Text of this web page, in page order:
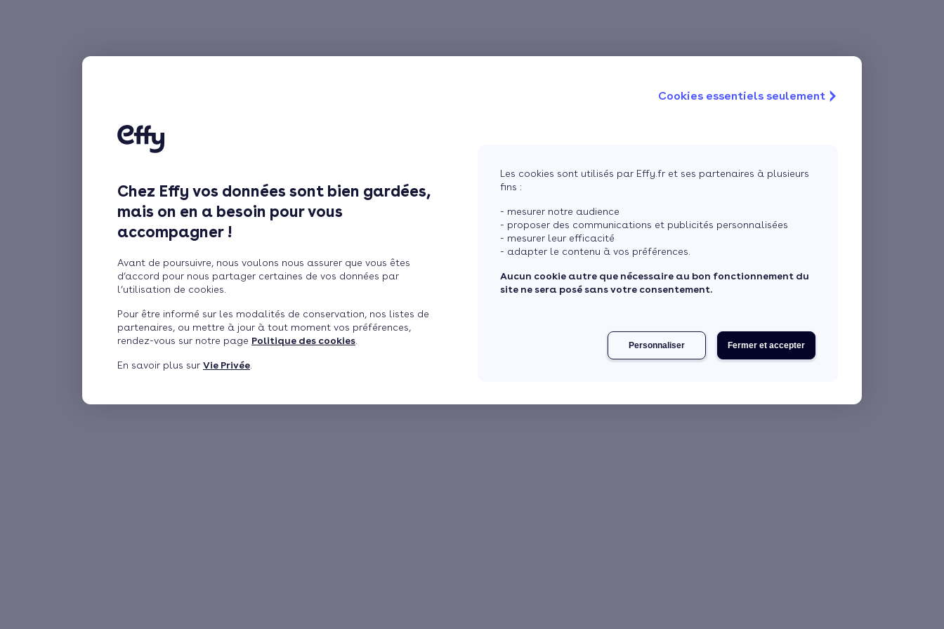
Cookies essentiels seulement
Chez Effy vos données sont bien gardées,
mais on en a besoin pour vous
accompagner !
Avant de poursuivre, nous voulons nous assurer que vous êtes
d’accord pour nous partager certaines de vos données par
l’utilisation de cookies.
Pour être informé sur les modalités de conservation, nos listes de
partenaires, ou mettre à jour à tout moment vos préférences,
rendez-vous sur notre page Politique des cookies
En savoir plus sur Vie Privée
Les cookies sont utilisés par Effy.fr et ses partenaires à plusieurs
fins :
- mesurer notre audience
- proposer des communications et publicités personnalisées
- mesurer leur efficacité
- adapter le contenu à vos préférences.
Aucun cookie autre que nécessaire au bon fonctionnement du
site ne sera posé sans votre consentement.
Fermer et accepter
Personnaliser